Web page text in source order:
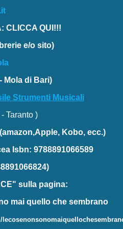
CLICCA QUI!!!
e/o sito)
Mola di Bari)
Strumenti Musicali
Taranto )
Kobo, ecc.)
Isbn: 9788891066589
sulla pagina:
mai quello che sembrano